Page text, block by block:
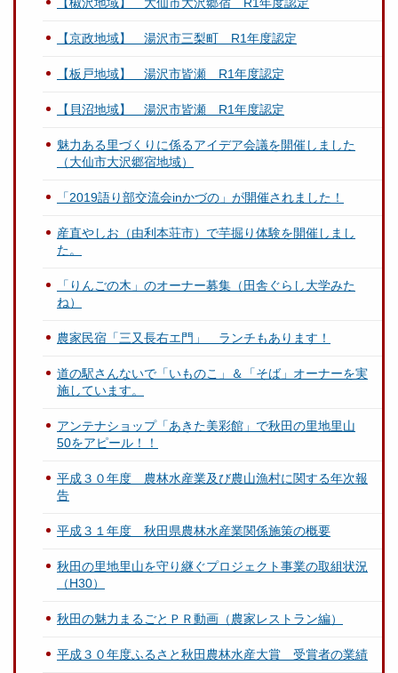
【京政地域】 湯沢市三梨町 R1年度認定
【板戸地域】 湯沢市皆瀬 R1年度認定
【貝沼地域】 湯沢市皆瀬 R1年度認定
魅力ある里づくりに係るアイデア会議を開催しました
（大仙市大沢郷宿地域）
「2019語り部交流会inかづの」が開催されました！
産直やしお（由利本荘市）で芋掘り体験を開催しまし
た。
「りんごの木」のオーナー募集（田舎ぐらし大学みた
ね）
農家民宿「三又長右エ門」 ランチもあります！
道の駅さんないで「いものこ」＆「そば」オーナーを実
施しています。
アンテナショップ「あきた美彩館」で秋田の里地里山
50をアピール！！
平成３０年度 農林水産業及び農山漁村に関する年次報
告
平成３１年度 秋田県農林水産業関係施策の概要
秋田の里地里山を守り継ぐプロジェクト事業の取組状況
（H30）
秋田の魅力まるごとＰＲ動画（農家レストラン編）
平成３０年度ふるさと秋田農林水産大賞 受賞者の業績